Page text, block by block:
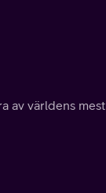
av världens mest